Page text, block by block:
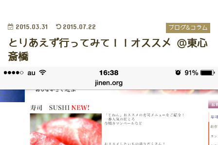
ブログ&コラム
2015.03.31 2015.07.22
とりあえず行ってみて！！オススメ @東心
斎橋